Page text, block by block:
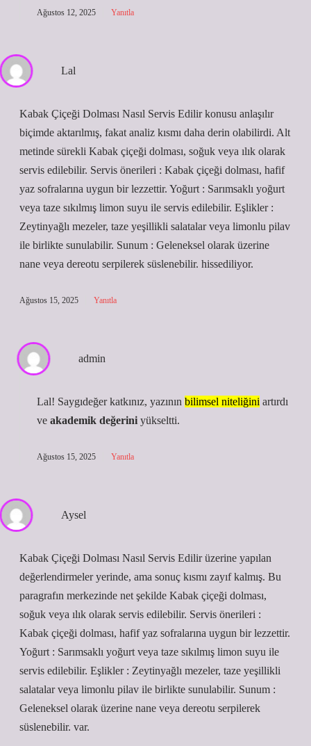
Ağustos 12, 2025 Yanıtla
Lal
Kabak Çiçeği Dolması Nasıl Servis Edilir konusu anlaşılır
biçimde aktarılmış, fakat analiz kısmı daha derin olabilirdi. Alt
metinde sürekli Kabak çiçeği dolması, soğuk veya ılık olarak
servis edilebilir. Servis önerileri : Kabak çiçeği dolması, hafif
yaz sofralarına uygun bir lezzettir. Yoğurt : Sarımsaklı yoğurt
veya taze sıkılmış limon suyu ile servis edilebilir. Eşlikler :
Zeytinyağlı mezeler, taze yeşillikli salatalar veya limonlu pilav
ile birlikte sunulabilir. Sunum : Geleneksel olarak üzerine
nane veya dereotu serpilerek süslenebilir. hissediliyor.
Ağustos 15, 2025 Yanıtla
admin
Lal! Saygıdeğer katkınız, yazının bilimsel niteliğini artırdı
ve akademik değerini yükseltti.
Ağustos 15, 2025 Yanıtla
Aysel
Kabak Çiçeği Dolması Nasıl Servis Edilir üzerine yapılan
değerlendirmeler yerinde, ama sonuç kısmı zayıf kalmış. Bu
paragrafın merkezinde net şekilde Kabak çiçeği dolması,
soğuk veya ılık olarak servis edilebilir. Servis önerileri :
Kabak çiçeği dolması, hafif yaz sofralarına uygun bir lezzettir.
Yoğurt : Sarımsaklı yoğurt veya taze sıkılmış limon suyu ile
servis edilebilir. Eşlikler : Zeytinyağlı mezeler, taze yeşillikli
salatalar veya limonlu pilav ile birlikte sunulabilir. Sunum :
Geleneksel olarak üzerine nane veya dereotu serpilerek
süslenebilir. var.